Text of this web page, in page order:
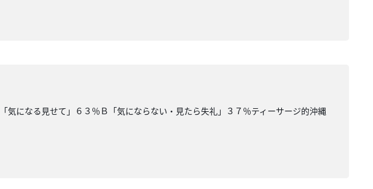
になる見せて」６３％Ｂ「気にならない・見たら失礼」３７％ティーサージ的沖縄